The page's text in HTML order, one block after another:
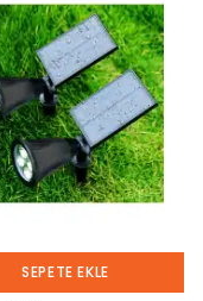
SEPETE EKLE